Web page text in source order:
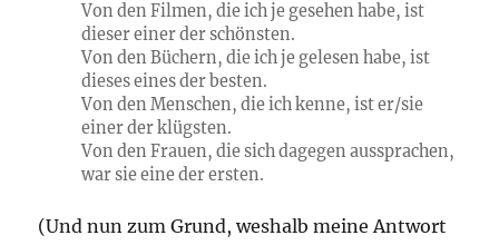
Von den Filmen, die ich je gesehen habe, ist
dieser einer der schönsten.
Von den Büchern, die ich je gelesen habe, ist
dieses eines der besten.
Von den Menschen, die ich kenne, ist er/sie
einer der klügsten.
Von den Frauen, die sich dagegen aussprachen,
war sie eine der ersten.
(Und nun zum Grund, weshalb meine Antwort